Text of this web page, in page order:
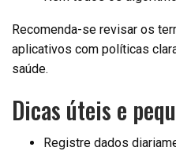
Recomenda-se revisar os
aplicativos com políticas
saúde.
Dicas úteis e
Registre dados